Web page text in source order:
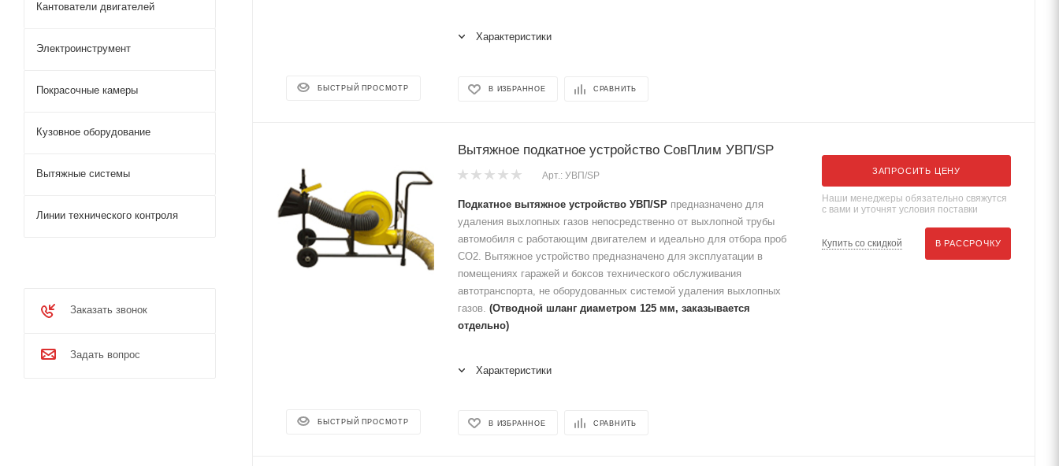
БЫСТРЫЙ ПРОСМОТР
Характеристики
В ИЗБРАННОЕ СРАВНИТЬ
БЫСТРЫЙ ПРОСМОТР
Вытяжное подкатное устройство СовПлим УВП/SP
Арт.: УВП/SP
Подкатное вытяжное устройство УВП/SP предназначено для
удаления выхлопных газов непосредственно от выхлопной трубы
автомобиля с работающим двигателем и идеально для отбора проб
CO2. Вытяжное устройство предназначено для эксплуатации в
помещениях гаражей и боксов технического обслуживания
автотранспорта, не оборудованных системой удаления выхлопных
газов. (Отводной шланг диаметром 125 мм, заказывается
отдельно)
Характеристики
В ИЗБРАННОЕ СРАВНИТЬ
ЗАПРОСИТЬ ЦЕНУ
Наши менеджеры обязательно свяжутся
с вами и уточнят условия поставки
Купить со скидкой В РАССРОЧКУ
Кантователи двигателей
Электроинструмент
Покрасочные камеры
Кузовное оборудование
Вытяжные системы
Линии технического контроля
Заказать звонок
Задать вопрос